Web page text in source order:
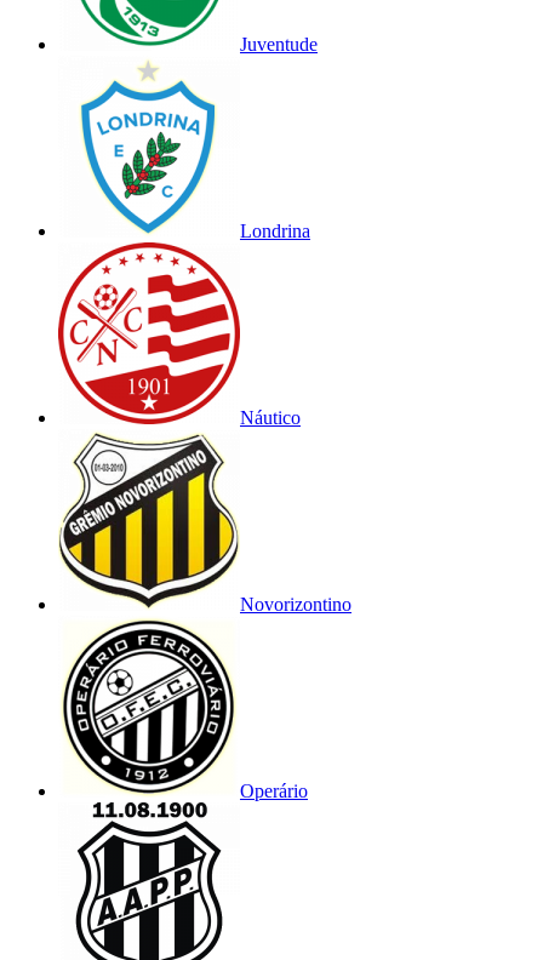
Juventude
Londrina
Náutico
Novorizontino
Operário